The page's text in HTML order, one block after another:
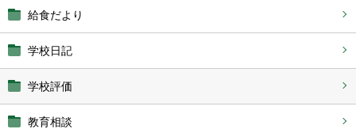
給食だより
学校日記
学校評価
教育相談